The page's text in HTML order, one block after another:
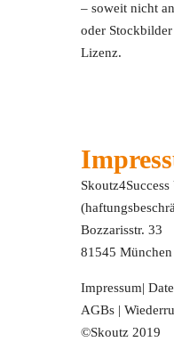
– soweit nicht
oder
Lizenz.
Skoutz4Success
Bozzarisstr. 33
81545 München
Impressum|
AGBs |
©Skoutz 2019